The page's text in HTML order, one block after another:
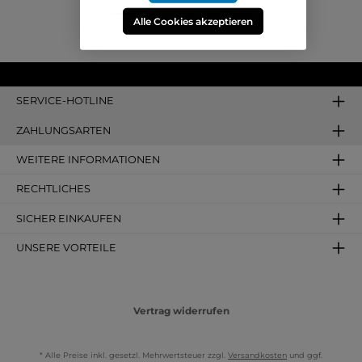
SERVICE-HOTLINE
ZAHLUNGSARTEN
WEITERE INFORMATIONEN
RECHTLICHES
SICHER EINKAUFEN
UNSERE VORTEILE
Vertrag widerrufen
* Alle Preise inkl. gesetzl. Mehrwertsteuer zzgl. Versandkosten und ggf.
Alle Cookies akzeptieren